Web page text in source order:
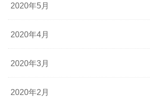
2020年5月
2020年4月
2020年3月
2020年2月